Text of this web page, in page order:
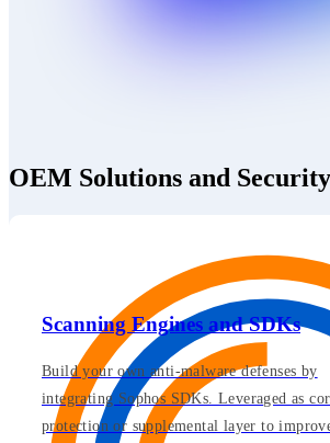
OEM Solutions and
Scanning Engines and SDKs
Build your own anti-malware defenses by
integrating Sophos SDKs. Leveraged as
protection or supplemental layer to